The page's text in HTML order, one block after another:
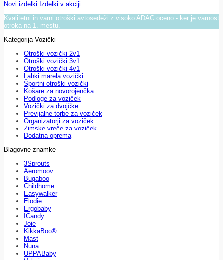
Novi izdelki Izdelki v akciji
Kvalitetni in varni otroški avtosedeži z visoko ADAC oceno - ker je varnost
otroka na 1. mestu.
Kategorija Vozički
Otroški vozički 2v1
Otroški vozički 3v1
Otroški vozički 4v1
Lahki marela vozički
Športni otroški vozički
Košare za novorojenčka
Podloge za voziček
Vozički za dvojčke
Previjalne torbe za voziček
Organizatorji za voziček
Zimske vreče za voziček
Dodatna oprema
Blagovne znamke
3Sprouts
Aeromoov
Bugaboo
Childhome
Easywalker
Elodie
Ergobaby
ICandy
Joie
KikkaBoo®
Mast
Nuna
UPPABaby